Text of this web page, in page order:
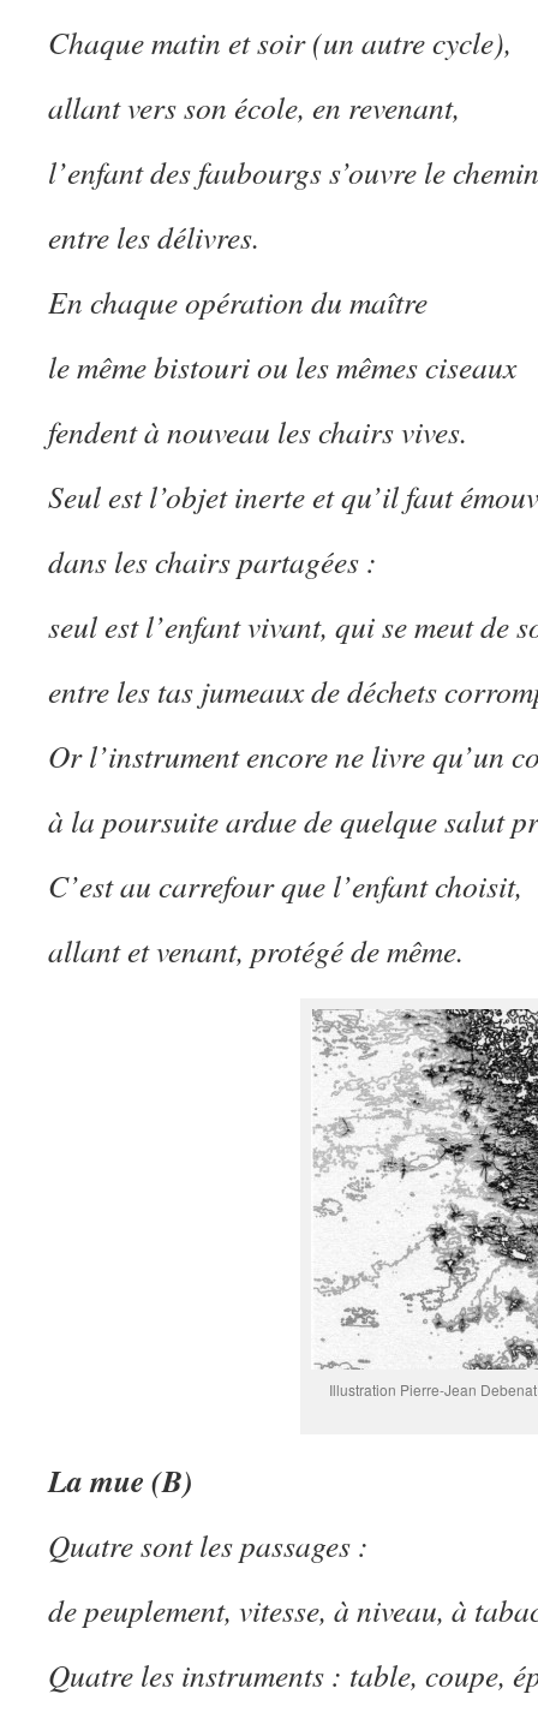
Chaque matin et soir (un autre cycle),
allant vers son école, en revenant,
l’enfant des faubourgs s’ouvre le chemin
entre les délivres.
En chaque opération du maître
le même bistouri ou les mêmes ciseaux
fendent à nouveau les chairs vives.
Seul est l’objet inerte et qu’il faut
dans les chairs partagées :
seul est l’enfant vivant, qui se meut de
entre les tas jumeaux de déchets
Or l’instrument encore ne livre qu’un
à la poursuite ardue de quelque salut
C’est au carrefour que l’enfant choisit,
allant et venant, protégé de même.
Illustration Pierre-Jean Debenat
La mue (B)
Quatre sont les passages :
de peuplement, vitesse, à niveau, à
Quatre les instruments : table, coupe,